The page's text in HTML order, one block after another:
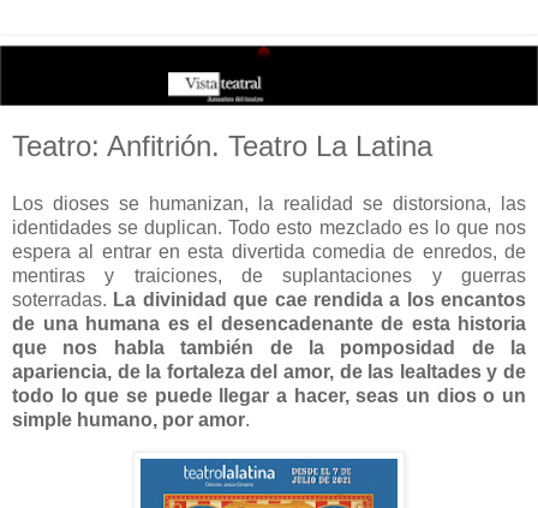
Teatro: Anfitrión. Teatro La Latina
Los dioses se humanizan, la realidad se distorsiona, las
identidades se duplican. Todo esto mezclado es lo que nos
espera al entrar en esta divertida comedia de enredos, de
mentiras y traiciones, de suplantaciones y guerras
soterradas. La divinidad que cae rendida a los encantos
de una humana es el desencadenante de esta historia
que nos habla también de la pomposidad de la
apariencia, de la fortaleza del amor, de las lealtades y de
todo lo que se puede llegar a hacer, seas un dios o un
simple humano, por amor.